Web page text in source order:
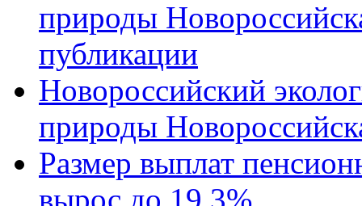
природы
публикации
Новороссийский
природы
Размер выплат
вырос до 19,3%